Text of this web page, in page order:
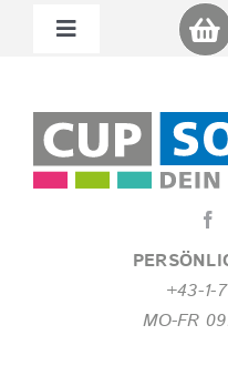
+43-1-
MO-FR
Toggle
Miet Cup
Nachhaltigkeit